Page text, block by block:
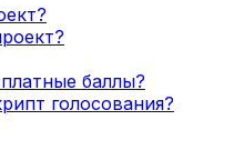
баллы?
голосования?